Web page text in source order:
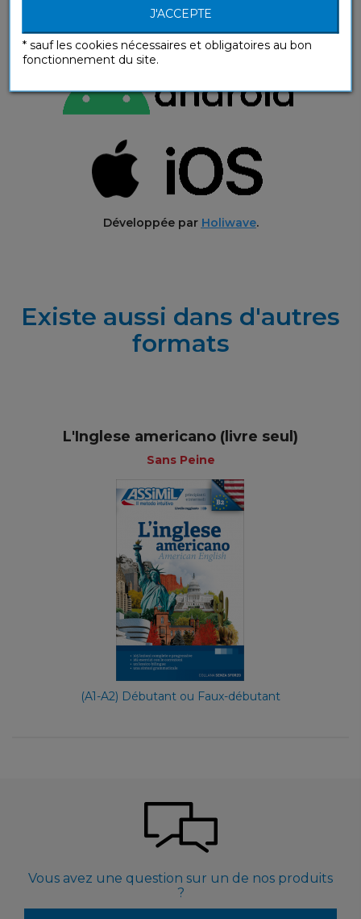
Développée par Holiwave.
Existe aussi dans d'autres
formats
L'Inglese americano (livre seul)
Sans Peine
(A1-A2) Débutant ou Faux-débutant
Vous avez une question sur un de nos produits
?
J'ACCEPTE
* sauf les cookies nécessaires et obligatoires au bon
fonctionnement du site.